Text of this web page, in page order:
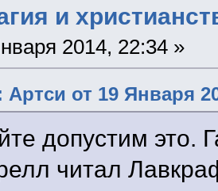
и
2014, 22:34 »
Артси от 19 Января
допустим это.
читал